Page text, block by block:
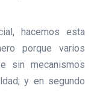
hacemos esta
porque varios
sin mecanismos
y en segundo